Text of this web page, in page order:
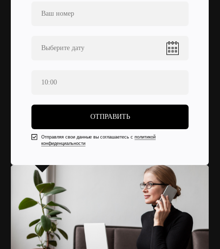
ОТПРАВИТЬ
Отправляя свои данные вы соглашаетесь с политикой
конфиденциальности